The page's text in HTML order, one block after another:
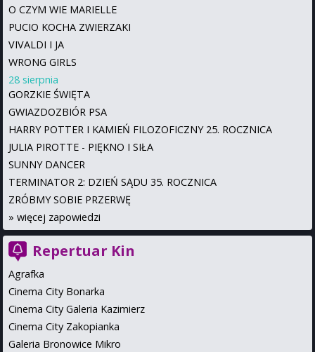
O CZYM WIE MARIELLE
PUCIO KOCHA ZWIERZAKI
VIVALDI I JA
WRONG GIRLS
28 sierpnia
GORZKIE ŚWIĘTA
GWIAZDOZBIÓR PSA
HARRY POTTER I KAMIEŃ FILOZOFICZNY 25. ROCZNICA
JULIA PIROTTE - PIĘKNO I SIŁA
SUNNY DANCER
TERMINATOR 2: DZIEŃ SĄDU 35. ROCZNICA
ZRÓBMY SOBIE PRZERWĘ
» więcej zapowiedzi
Repertuar Kin
Agrafka
Cinema City Bonarka
Cinema City Galeria Kazimierz
Cinema City Zakopianka
Galeria Bronowice Mikro